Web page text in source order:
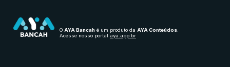
O AYA Bancah é um produto da AYA Conteúdos
Acesse nosso portal aya.app.br